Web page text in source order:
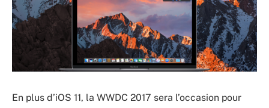
En plus d’iOS 11, la WWDC 2017 sera l’occasion pour